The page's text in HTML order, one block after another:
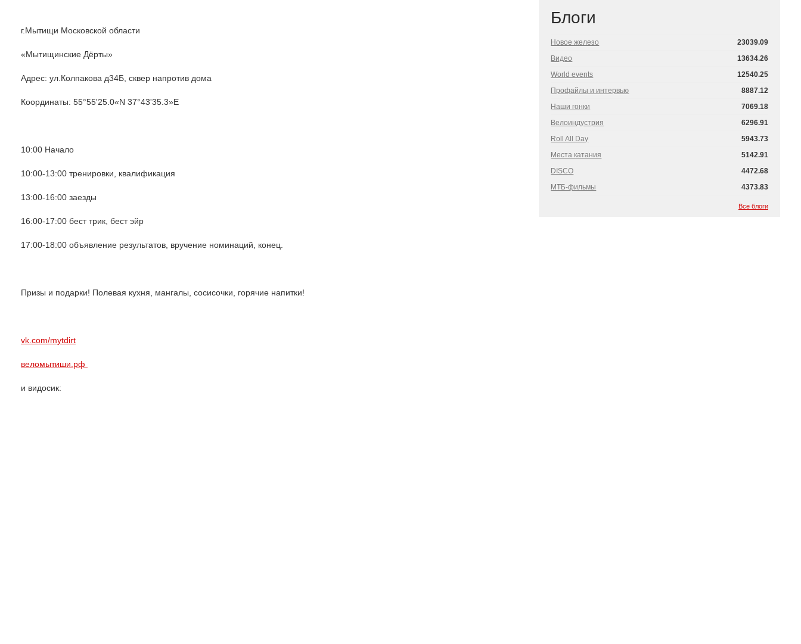
г.Мытищи Московской области
«Мытищинские Дёрты»
Адрес: ул.Колпакова д34Б, сквер напротив дома
Координаты: 55°55'25.0«N 37°43'35.3»E
10:00 Начало
10:00-13:00 тренировки, квалификация
13:00-16:00 заезды
16:00-17:00 бест трик, бест эйр
17:00-18:00 объявление результатов, вручение номинаций, конец.
Призы и подарки! Полевая кухня, мангалы, сосисочки, горячие напитки!
vk.com/mytdirt
веломытиши.рф
и видосик:
Блоги
Новое железо
23039.09
Видео
13634.26
World events
12540.25
Профайлы и интервью
8887.12
Наши гонки
7069.18
Велоиндустрия
6296.91
Roll All Day
5943.73
Места катания
5142.91
DISCO
4472.68
МТБ-фильмы
4373.83
Все блоги